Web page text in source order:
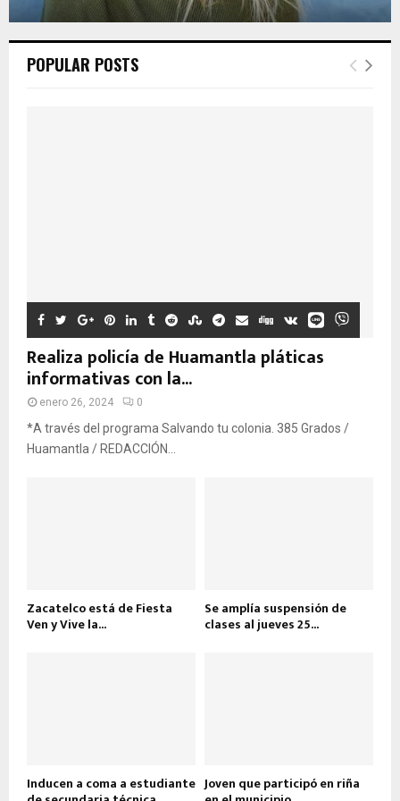
POPULAR POSTS
Realiza policía de Huamantla pláticas
informativas con la...
enero 26, 2024 0
*A través del programa Salvando tu colonia. 385 Grados /
Huamantla / REDACCIÓN...
Zacatelco está de Fiesta
Ven y Vive la...
Se amplía suspensión de
clases al jueves 25...
Inducen a coma a estudiante Joven que participó en riña